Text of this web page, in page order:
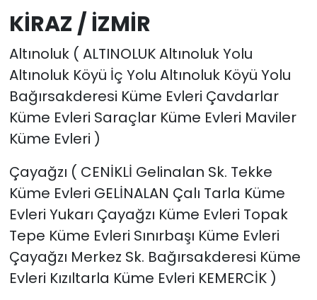
KİRAZ / İZMİR
Altınoluk ( ALTINOLUK Altınoluk Yolu
Altınoluk Köyü İç Yolu Altınoluk Köyü Yolu
Bağırsakderesi Küme Evleri Çavdarlar
Küme Evleri Saraçlar Küme Evleri Maviler
Küme Evleri )
Çayağzı ( CENİKLİ Gelinalan Sk. Tekke
Küme Evleri GELİNALAN Çalı Tarla Küme
Evleri Yukarı Çayağzı Küme Evleri Topak
Tepe Küme Evleri Sınırbaşı Küme Evleri
Çayağzı Merkez Sk. Bağırsakderesi Küme
Evleri Kızıltarla Küme Evleri KEMERCİK )